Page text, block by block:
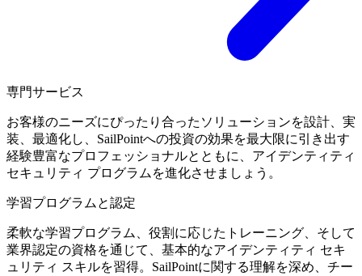
専門サービス
お客様のニーズにぴったり合ったソリューションを設計、実
装、最適化し、SailPointへの投資の効果を最大限に引き出す
経験豊富なプロフェッショナルとともに、アイデンティティ
セキュリティ プログラムを進化させましょう。
学習プログラムと認定
柔軟な学習プログラム、役割に応じたトレーニング、そして
業界認定の資格を通じて、基本的なアイデンティティ セキ
ュリティ スキルを習得。SailPointに関する理解を深め、チー